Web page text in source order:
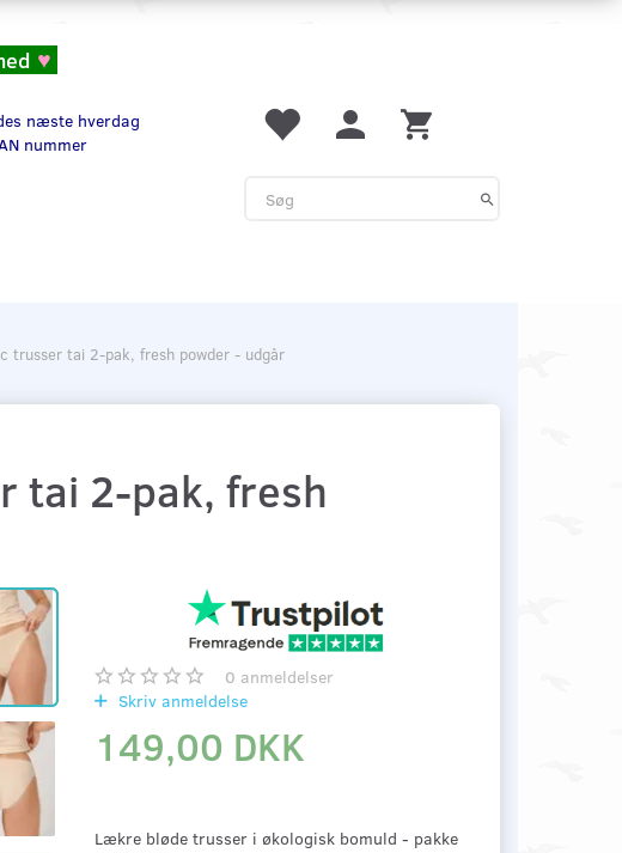
♥
næste hverdag
nummer
trusser tai 2-pak, fresh powder - udgår
tai 2-pak, fresh
0 anmeldelser
Skriv anmeldelse
149,00 DKK
Lækre bløde trusser i økologisk bomuld - pakke